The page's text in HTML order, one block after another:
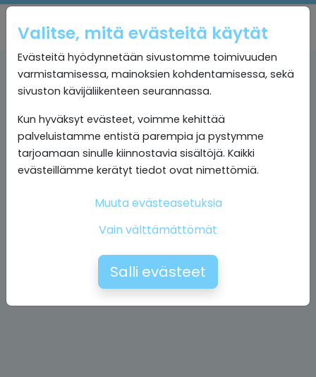
Valitse, mitä evästeitä käytät
Evästeitä hyödynnetään sivustomme toimivuuden
varmistamisessa, mainoksien kohdentamisessa, sekä
sivuston kävijäliikenteen seurannassa.
Kun hyväksyt evästeet, voimme kehittää
palveluistamme entistä parempia ja pystymme
tarjoamaan sinulle kiinnostavia sisältöjä. Kaikki
evästeillämme kerätyt tiedot ovat nimettömiä.
Muuta evästeasetuksia
Vain välttämättömät
Salli evästeet